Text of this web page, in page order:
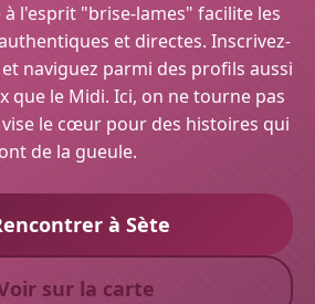
l'esprit "brise-lames" facilite les
et directes. Inscrivez-
naviguez parmi des profils aussi
que le Midi. Ici, on ne tourne pas
le cœur pour des histoires qui
ont de la gueule.
à Sète
sur la carte